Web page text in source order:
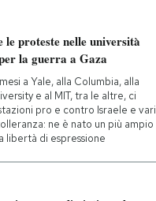
proteste nelle università
la guerra a Gaza
a Yale, alla Columbia, alla
e al MIT, tra le altre, ci
pro e contro Israele e vari
ne è nato un più ampio
libertà di espressione